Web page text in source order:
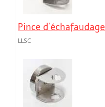
Pince d’échafaudage
LLSC